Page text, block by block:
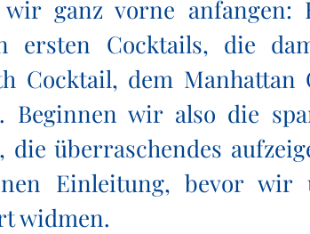
wir ganz vorne anfangen:
ersten Cocktails, die
Cocktail, dem
Beginnen wir also die
die überraschendes
Einleitung, bevor
widmen.